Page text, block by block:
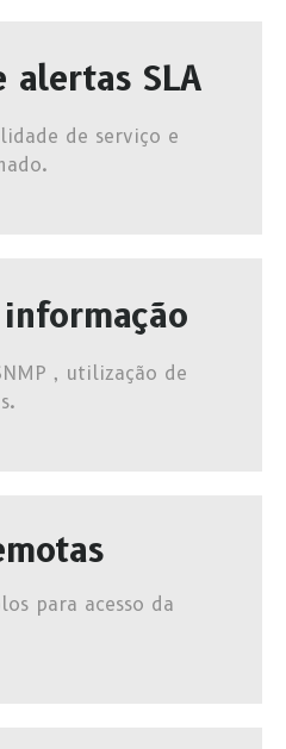
alertas SLA
de serviço e
, utilização de
para acesso da